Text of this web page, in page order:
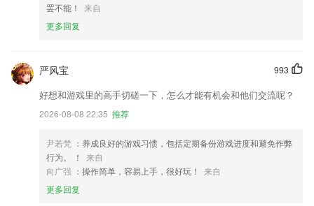
罢不能！
来自
更多回复
993
严风宝
好想和游戏里的高手切磋一下，怎么才能有机会和他们交流呢？
2026-08-08 22:35 推荐
尹若梵 ：养成良好的游戏习惯，包括定期备份游戏进度和避免作弊
行为。 ！
来自
向广强 ：操作简单，容易上手，很好玩！
来自
更多回复